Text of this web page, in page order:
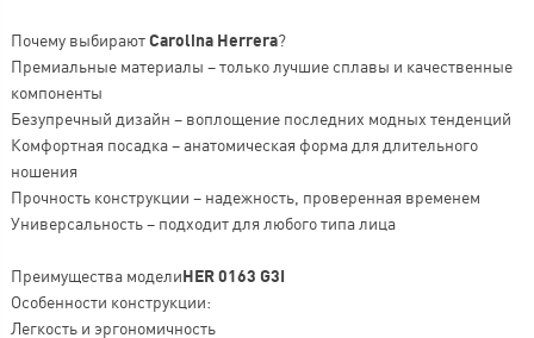
Почему выбираютCarolina Herrera?
Премиальные материалы – только лучшие сплавы и качественные
компоненты
Безупречный дизайн – воплощение последних модных тенденций
Комфортная посадка – анатомическая форма для длительного
ношения
Прочность конструкции – надежность, проверенная временем
Универсальность – подходит для любого типа лица
Преимущества моделиHER 0163 G3I
Особенности конструкции:
Легкость и эргономичность